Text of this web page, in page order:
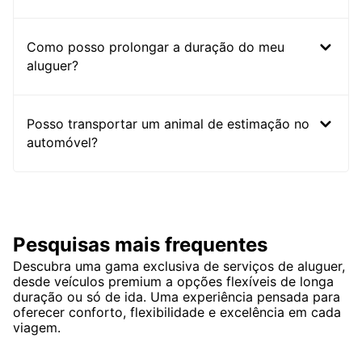
Como posso prolongar a duração do meu
aluguer?
Posso transportar um animal de estimação no
automóvel?
Pesquisas mais frequentes
Descubra uma gama exclusiva de serviços de aluguer,
desde veículos premium a opções flexíveis de longa
duração ou só de ida. Uma experiência pensada para
oferecer conforto, flexibilidade e excelência em cada
viagem.